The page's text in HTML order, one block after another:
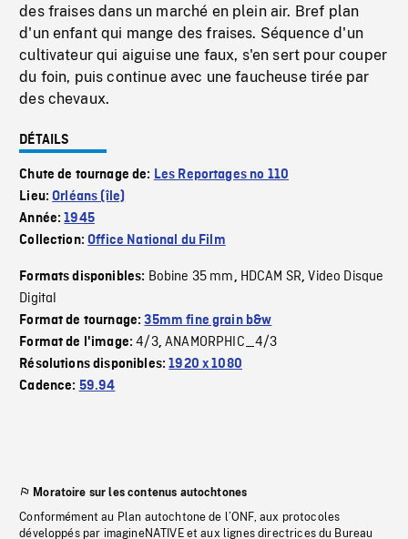
des fraises dans un marché en plein air. Bref plan
d'un enfant qui mange des fraises. Séquence d'un
cultivateur qui aiguise une faux, s'en sert pour couper
du foin, puis continue avec une faucheuse tirée par
des chevaux.
DÉTAILS
Chute de tournage de: Les Reportages no 110
Lieu:Orléans (île)
Année:1945
Collection:Office National du Film
Formats disponibles: Bobine 35 mm, HDCAM SR,Video Disque
Digital
Format de tournage:35mm fine grain b&w
Format de l'image:4/3,ANAMORPHIC_4/3
Résolutions disponibles:1920 x 1080
Cadence: 59.94
Moratoire sur les contenus autochtones
Conformément au Plan autochtone de l’ONF, aux protocoles
développés par imagineNATIVE et aux lignes directrices du Bureau